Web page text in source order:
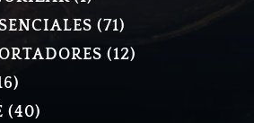
PRODUCTO
7171
PRODUCTOS
1212
16
PRODUCTOS
4040